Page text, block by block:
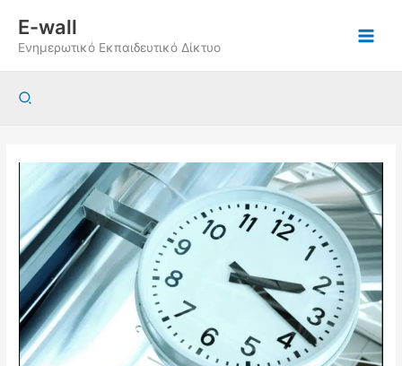
περιεχόμενο
E-wall
Ενημερωτικό Εκπαιδευτικό Δίκτυο
Αναζήτηση